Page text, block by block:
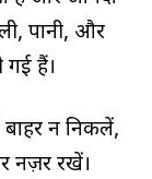
पानी, और
गई हैं।
न निकलें,
नज़र रखें।